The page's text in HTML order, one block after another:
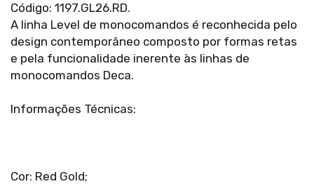
Código: 1197.GL26.RD.
A linha Level de monocomandos é reconhecida pelo
design contemporâneo composto por formas retas
e pela funcionalidade inerente às linhas de
monocomandos Deca.
Informações Técnicas:
Cor: Red Gold;